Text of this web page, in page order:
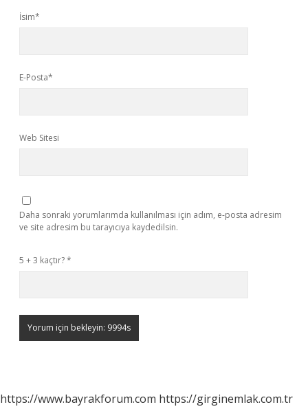
İsim*
E-Posta*
Web Sitesi
Daha sonraki yorumlarımda kullanılması için adım, e-posta adresim
ve site adresim bu tarayıcıya kaydedilsin.
5 + 3 kaçtır?*
https://www.bayrakforum.com https://girginemlak.com.tr